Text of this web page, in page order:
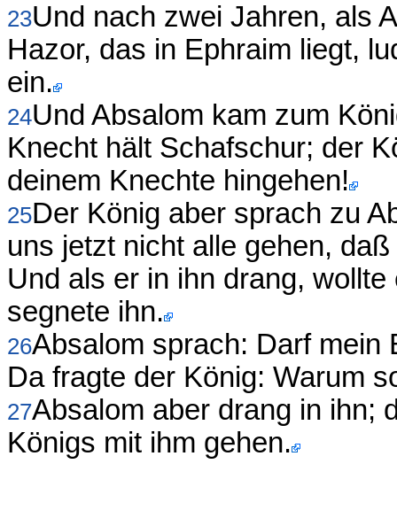
23Und nach zwei Jahren, als
Hazor, das in Ephraim liegt,
ein.
24Und Absalom kam zum
Knecht hält Schafschur; der
deinem Knechte hingehen!
25Der König aber sprach zu
uns jetzt nicht alle gehen,
Und als er in ihn drang,
segnete ihn.
26Absalom sprach: Darf mein
Da fragte der König: Warum
27Absalom aber drang in ihn;
Königs mit ihm gehen.